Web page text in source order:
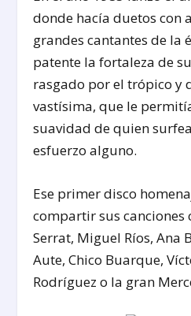
donde hacía duetos con
grandes cantantes de la
patente la fortaleza de
rasgado por el trópico y
vastísima, que le
suavidad de quien
esfuerzo alguno.
Ese primer disco
compartir sus canciones
Serrat, Miguel Ríos, Ana
Aute, Chico Buarque,
Rodríguez o la gran